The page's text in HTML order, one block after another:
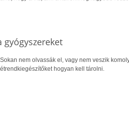
gyógyszereket
Sokan nem olvassák el, vagy nem veszik
étrendkiegészítőket hogyan kell tárolni.